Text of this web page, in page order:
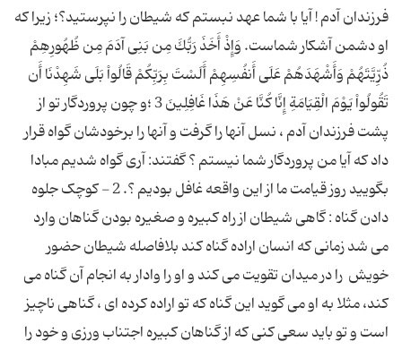
فرزندان آدم ! آیا با شما عهد نبستم که شیطان را نپرستید؟؛ زیرا که
او دشمن آشکار شماست. وَإِذْ أَخَذَ رَبُّكَ مِن بَنِی آدَمَ مِن ظُهُورِهِمْ
ذُرِّیَّتَهُمْ وَأَشْهَدَهُمْ عَلَى أَنفُسِهِمْ أَلَسْتَ بِرَبِّكُمْ قَالُواْ بَلَى شَهِدْنَا أَن
تَقُولُواْ یَوْمَ الْقِیَامَةِ إِنَّا كُنَّا عَنْ هَذَا غَافِلِینَ 3 ؛و چون پروردگار تو از
پشت فرزندان آدم ، نسل آنها را گرفت و آنها را برخودشان گواه قرار
داد که آیا من پروردگار شما نیستم ؟ گفتند: آرى گواه شدیم مبادا
بگویید روز قیامت ما از این واقعه غافل بودیم ؟. 2 - کوچک جلوه
دادن گناه : گاهى شیطان از راه کبیره و صغیره بودن گناهان وارد
مى شد زمانى که انسان اراده گناه کند بلافاصله شیطان حضور
خویش ‍ را در میدان تقویت مى کند و او را وادار به انجام آن گناه مى
کند، مثلا به او مى گوید این گناه که تو اراده کرده اى ، گناهى ناچیز
است و تو باید سعى کنى که از گناهان کبیره اجتناب ورزى و خود را